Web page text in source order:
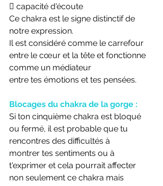
 capacité d'écoute
Ce chakra est le signe distinctif de
notre expression.
Il est considéré comme le carrefour
entre le cœur et la tête et fonctionne
comme un médiateur
entre tes émotions et tes pensées.
Blocages du chakra de la gorge :
Si ton cinquième chakra est bloqué
ou fermé, il est probable que tu
rencontres des difficultés à
montrer tes sentiments ou à
t'exprimer et cela pourrait affecter
non seulement ce chakra mais